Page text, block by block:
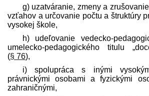
g) uzatváranie, zmeny a
vzťahov a určovanie počtu a štruktúry
vysokej škole,
h) udeľovanie vedecko-
umelecko-pedagogického titulu
(§ 76),
i) spolupráca s inými
právnickými osobami a fyzickými
zahraničnými,